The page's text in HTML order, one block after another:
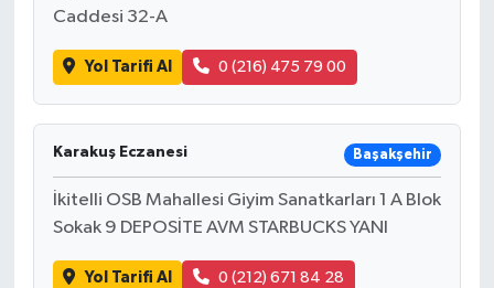
Caddesi 32-A
Yol Tarifi Al 0 (216) 475 79 00
Karakuş Eczanesi Başakşehir
İkitelli OSB Mahallesi Giyim Sanatkarları 1 A Blok
Sokak 9 DEPOSİTE AVM STARBUCKS YANI
Yol Tarifi Al 0 (212) 671 84 28